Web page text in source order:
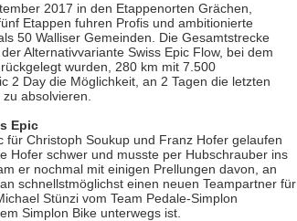
2017 in den Etappenorten Grächen,
Etappen fuhren Profis und ambitionierte
50 Walliser Gemeinden. Die Gesamtstrecke
Alternativvariante Swiss Epic Flow, bei dem
wurden, 280 km mit 7.500
2 Day die Möglichkeit, an 2 Tagen die letzten
absolvieren.
Epic
für Christoph Soukup und Franz Hofer gelaufen
Hofer schwer und musste per Hubschrauber ins
er nochmal mit einigen Prellungen davon, an
schnellstmöglichst einen neuen Teampartner für
Stünzi vom Team Pedale-Simplon
Simplon Bike unterwegs ist.